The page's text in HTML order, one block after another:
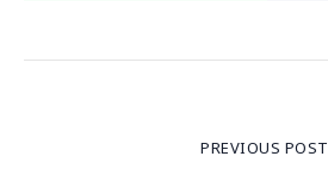
PREVIOUS POST